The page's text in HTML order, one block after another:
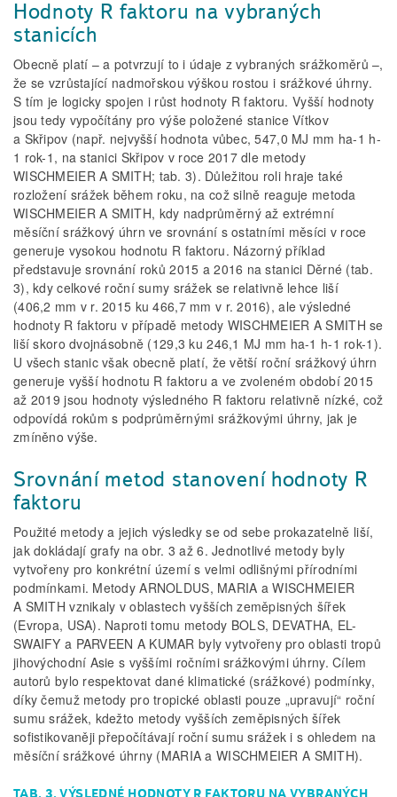
Hodnoty R faktoru na vybraných
stanicích
Obecně platí – a potvrzují to i údaje z vybraných srážkoměrů –,
že se vzrůstající nadmořskou výškou rostou i srážkové úhrny.
S tím je logicky spojen i růst hodnoty R faktoru. Vyšší hodnoty
jsou tedy vypočítány pro výše položené stanice Vítkov
a Skřipov (např. nejvyšší hodnota vůbec, 547,0 MJ mm ha-1 h-
1 rok-1, na stanici Skřipov v roce 2017 dle metody
WISCHMEIER A SMITH; tab. 3). Důležitou roli hraje také
rozložení srážek během roku, na což silně reaguje metoda
WISCHMEIER A SMITH, kdy nadprůměrný až extrémní
měsíční srážkový úhrn ve srovnání s ostatními měsíci v roce
generuje vysokou hodnotu R faktoru. Názorný příklad
představuje srovnání roků 2015 a 2016 na stanici Děrné (tab.
3), kdy celkové roční sumy srážek se relativně lehce liší
(406,2 mm v r. 2015 ku 466,7 mm v r. 2016), ale výsledné
hodnoty R faktoru v případě metody WISCHMEIER A SMITH se
liší skoro dvojnásobně (129,3 ku 246,1 MJ mm ha-1 h-1 rok-1).
U všech stanic však obecně platí, že větší roční srážkový úhrn
generuje vyšší hodnotu R faktoru a ve zvoleném období 2015
až 2019 jsou hodnoty výsledného R faktoru relativně nízké, což
odpovídá rokům s podprůměrnými srážkovými úhrny, jak je
zmíněno výše.
Srovnání metod stanovení hodnoty R
faktoru
Použité metody a jejich výsledky se od sebe prokazatelně liší,
jak dokládají grafy na obr. 3 až 6. Jednotlivé metody byly
vytvořeny pro konkrétní území s velmi odlišnými přírodními
podmínkami. Metody ARNOLDUS, MARIA a WISCHMEIER
A SMITH vznikaly v oblastech vyšších zeměpisných šířek
(Evropa, USA). Naproti tomu metody BOLS, DEVATHA, EL-
SWAIFY a PARVEEN A KUMAR byly vytvořeny pro oblasti tropů
jihovýchodní Asie s vyššími ročními srážkovými úhrny. Cílem
autorů bylo respektovat dané klimatické (srážkové) podmínky,
díky čemuž metody pro tropické oblasti pouze „upravují“ roční
sumu srážek, kdežto metody vyšších zeměpisných šířek
sofistikovaněji přepočítávají roční sumu srážek i s ohledem na
měsíční srážkové úhrny (MARIA a WISCHMEIER A SMITH).
TAB. 3. VÝSLEDNÉ HODNOTY R FAKTORU NA VYBRANÝCH